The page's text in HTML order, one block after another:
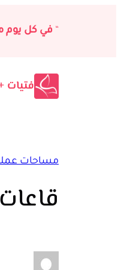
“ في كل يوم
فتيات +
مساحات